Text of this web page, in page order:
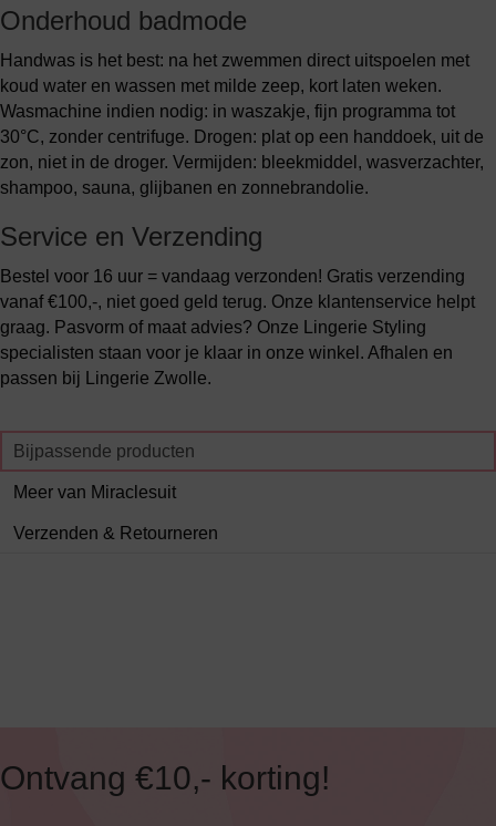
Onderhoud badmode
Handwas is het best: na het zwemmen direct uitspoelen met
koud water en wassen met milde zeep, kort laten weken.
Wasmachine indien nodig: in waszakje, fijn programma tot
30°C, zonder centrifuge. Drogen: plat op een handdoek, uit de
zon, niet in de droger. Vermijden: bleekmiddel, wasverzachter,
shampoo, sauna, glijbanen en zonnebrandolie.
Service en Verzending
Bestel voor 16 uur = vandaag verzonden! Gratis verzending
vanaf €100,-, niet goed geld terug. Onze klantenservice helpt
graag. Pasvorm of maat advies? Onze Lingerie Styling
specialisten staan voor je klaar in onze winkel. Afhalen en
passen bij Lingerie Zwolle.
Bijpassende producten
Meer van Miraclesuit
Verzenden & Retourneren
Ontvang €10,- korting!